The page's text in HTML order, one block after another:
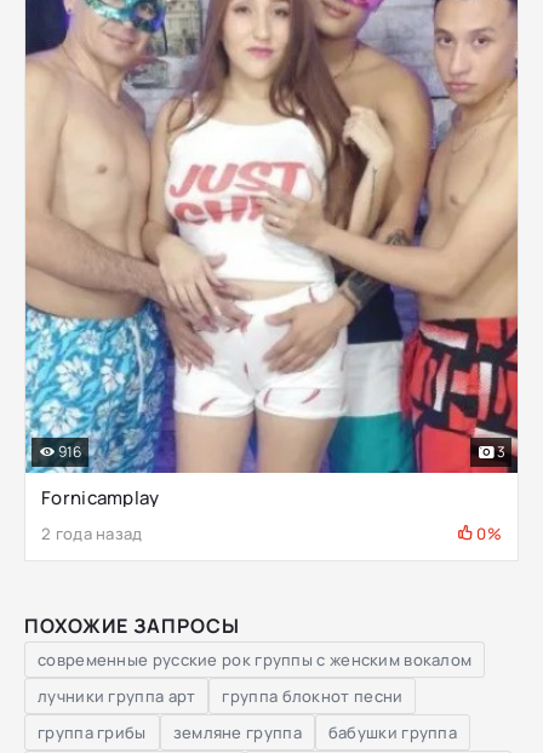
Fornicamplay
2 года назад 0%
916 3
ПОХОЖИЕ ЗАПРОСЫ
современные русские рок группы с женским вокалом
лучники группа арт
группа блокнот песни
группа грибы
земляне группа
бабушки группа